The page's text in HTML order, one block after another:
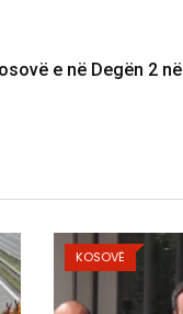
e në Degën 2 në